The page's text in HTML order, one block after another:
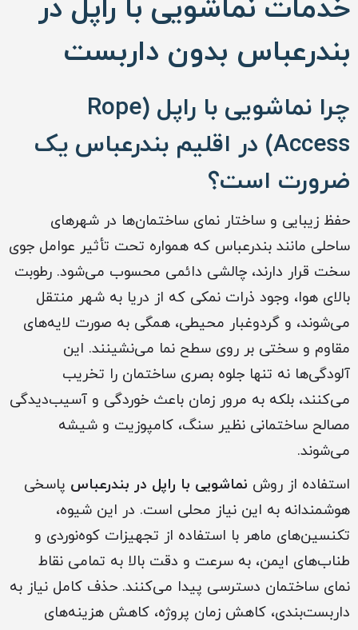
خدمات نماشویی با راپل در
بندرعباس بدون داربست
چرا نماشویی با راپل (Rope
Access) در اقلیم بندرعباس یک
ضرورت است؟
حفظ زیبایی و ساختار نمای ساختمان‌ها در شهرهای
ساحلی مانند بندرعباس که همواره تحت تأثیر عوامل جوی
سخت قرار دارند، چالشی دائمی محسوب می‌شود. رطوبت
بالای هوا، وجود ذرات نمکی که از دریا به شهر منتقل
می‌شوند، و گردوغبار محیطی، همگی به صورت لایه‌های
مقاوم و سختی بر روی سطح نما می‌نشینند. این
آلودگی‌ها نه تنها جلوه بصری ساختمان را تخریب
می‌کنند، بلکه به مرور زمان باعث خوردگی و آسیب‌دیدگی
مصالح ساختمانی نظیر سنگ، کامپوزیت و شیشه
می‌شوند.
استفاده از روش نماشویی با راپل در بندرعباس پاسخی
هوشمندانه به این نیاز محلی است. در این شیوه،
تکنسین‌های ماهر با استفاده از تجهیزات کوه‌نوردی و
طناب‌های ایمن، به سرعت و دقت بالا به تمامی نقاط
نمای ساختمان دسترسی پیدا می‌کنند. حذف کامل نیاز به
داربست‌بندی، کاهش زمان پروژه، کاهش هزینه‌های